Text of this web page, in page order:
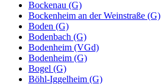
Bockenau (G)
Bockenheim an der Weinstraße (G)
Boden (G)
Bodenbach (G)
Bodenheim (VGd)
Bodenheim (G)
Bogel (G)
Böhl-Iggelheim (G)